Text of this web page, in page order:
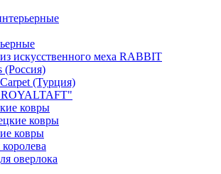
искусственного меха RABBIT
(Россия)
(Турция)
ковры
ковры
ковры
оверлока